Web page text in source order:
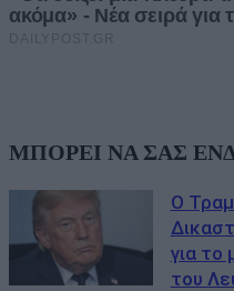
ΜΠΟΡΕΙ ΝΑ ΣΑΣ
Ο
για το
του